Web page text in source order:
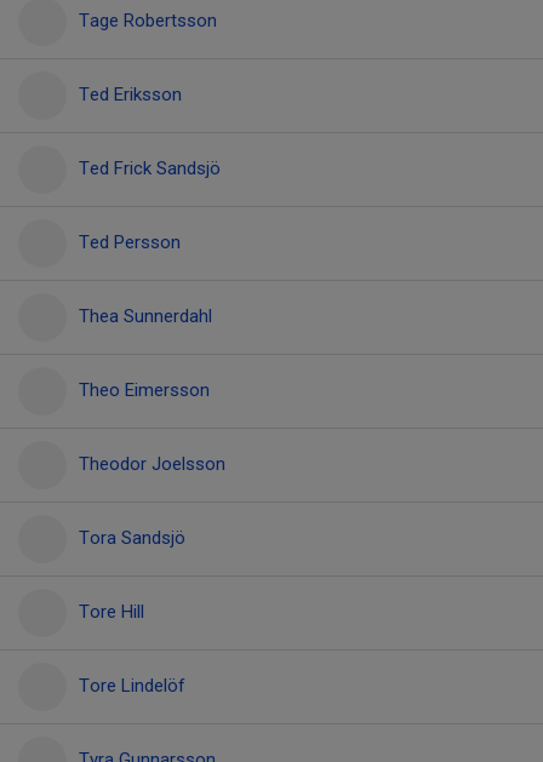
Tage Robertsson
Ted Eriksson
Ted Frick Sandsjö
Ted Persson
Thea Sunnerdahl
Theo Eimersson
Theodor Joelsson
Tora Sandsjö
Tore Hill
Tore Lindelöf